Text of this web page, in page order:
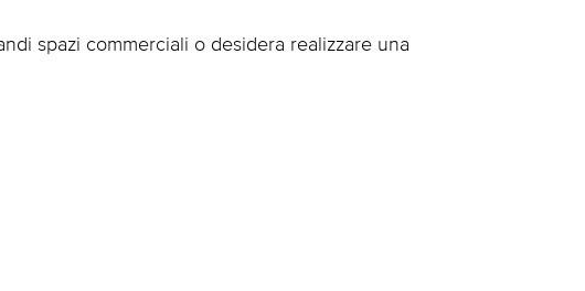
spazi commerciali o desidera realizzare una